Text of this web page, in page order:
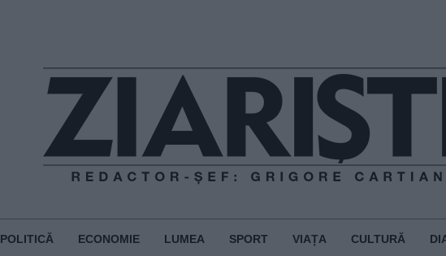
POLITICĂ ECONOMIE LUMEA SPORT VIAȚA CULTURĂ